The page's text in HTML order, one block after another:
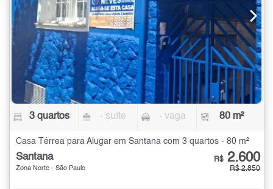
3 quartos - suíte - vaga 80 m²
Casa Térrea para Alugar em Santana com 3 quartos - 80 m²
Santana
Zona Norte - São Paulo
R$ 2.600
R$ 2.850